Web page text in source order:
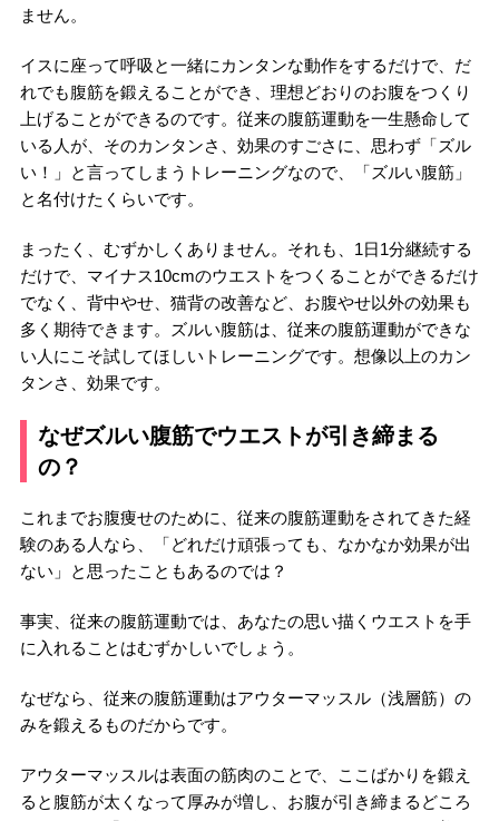
ません。
イスに座って呼吸と一緒にカンタンな動作をするだけで、だ
れでも腹筋を鍛えることができ、理想どおりのお腹をつくり
上げることができるのです。従来の腹筋運動を一生懸命して
いる人が、そのカンタンさ、効果のすごさに、思わず「ズル
い！」と言ってしまうトレーニングなので、「ズルい腹筋」
と名付けたくらいです。
まったく、むずかしくありません。それも、1日1分継続する
だけで、マイナス10cmのウエストをつくることができるだけ
でなく、背中やせ、猫背の改善など、お腹やせ以外の効果も
多く期待できます。ズルい腹筋は、従来の腹筋運動ができな
い人にこそ試してほしいトレーニングです。想像以上のカン
タンさ、効果です。
なぜズルい腹筋でウエストが引き締まる
の？
これまでお腹痩せのために、従来の腹筋運動をされてきた経
験のある人なら、「どれだけ頑張っても、なかなか効果が出
ない」と思ったこともあるのでは？
事実、従来の腹筋運動では、あなたの思い描くウエストを手
に入れることはむずかしいでしょう。
なぜなら、従来の腹筋運動はアウターマッスル（浅層筋）の
みを鍛えるものだからです。
アウターマッスルは表面の筋肉のことで、ここばかりを鍛え
ると腹筋が太くなって厚みが増し、お腹が引き締まるどころ